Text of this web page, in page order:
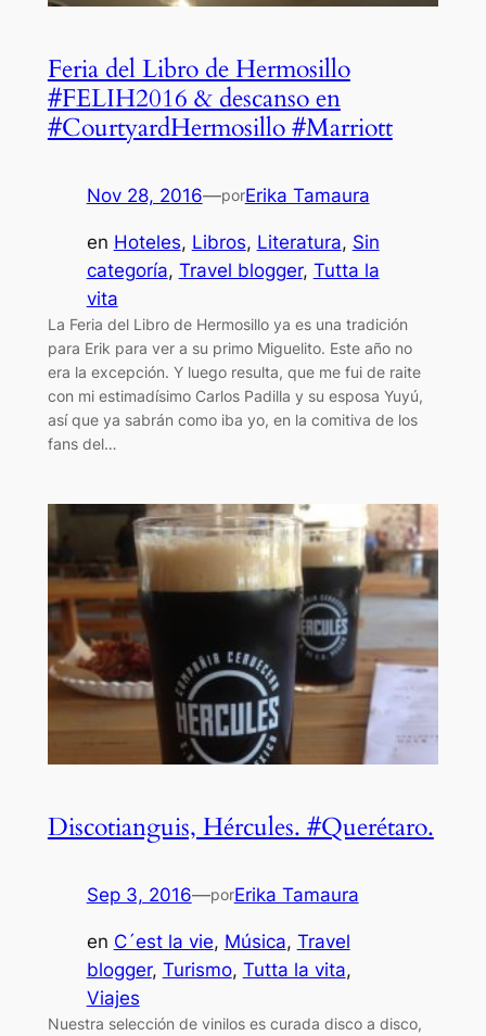
Feria del Libro de Hermosillo
#FELIH2016 & descanso en
#CourtyardHermosillo #Marriott
Nov 28, 2016—porErika Tamaura
en Hoteles, Libros, Literatura, Sin
categoría, Travel blogger, Tutta la
vita
La Feria del Libro de Hermosillo ya es una tradición
para Erik para ver a su primo Miguelito. Este año no
era la excepción. Y luego resulta, que me fui de raite
con mi estimadísimo Carlos Padilla y su esposa Yuyú,
así que ya sabrán como iba yo, en la comitiva de los
fans del…
Discotianguis, Hércules. #Querétaro.
Sep 3, 2016—porErika Tamaura
en C´est la vie, Música, Travel
blogger, Turismo, Tutta la vita
Viajes
Nuestra selección de vinilos es curada disco a disco,